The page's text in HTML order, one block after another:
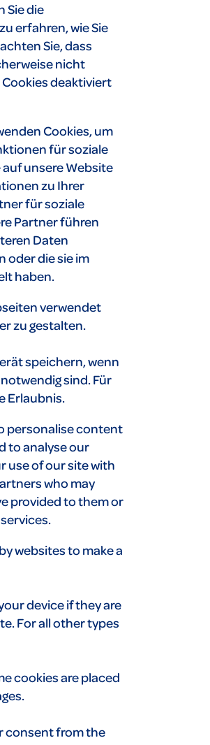
Sie die
erfahren, wie Sie
Sie, dass
nicht
deaktiviert
Cookies, um
für soziale
unsere Website
zu Ihrer
für soziale
Partner führen
Daten
oder die sie im
haben.
verwendet
zu gestalten.
speichern, wenn
sind. Für
Erlaubnis.
personalise content
to analyse our
use of our site with
who may
provided to them or
websites to make a
device if they are
For all other types
cookies are placed
consent from the